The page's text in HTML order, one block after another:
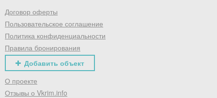
Договор оферты
Пользовательское соглашение
Политика конфиденциальности
Правила бронирования
Добавить объект
О проекте
Отзывы о Vkrim.info